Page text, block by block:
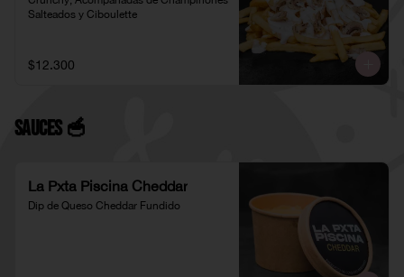
Salteados y Ciboulette
$12.300
Sauces 🥣
La Pxta Piscina Cheddar
Dip de Queso Cheddar Fundido